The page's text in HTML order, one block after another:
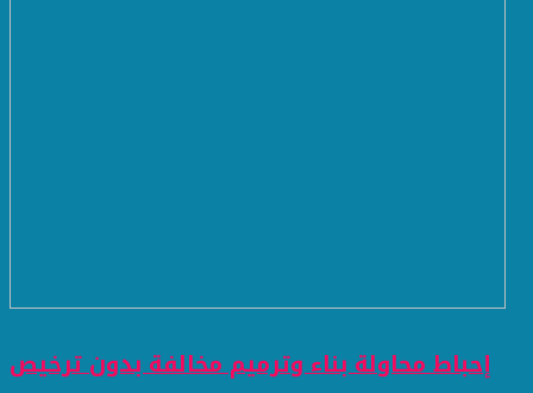
إحباط محاولة بناء وترميم مخالفة بدون ترخيص